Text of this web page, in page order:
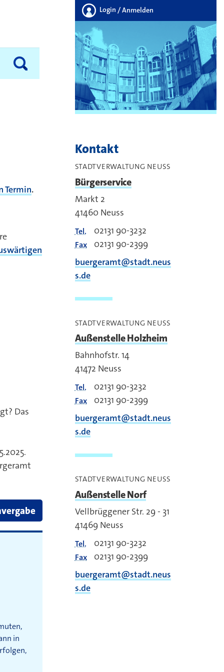
Login / Anmelden
Termin.
Das
in
Kontakt
STADTVERWALTUNG NEUSS
Bürgerservice
Markt 2
41460 Neuss
Tel. 02131 90-3232
Fax
02131 90-2399
buergeramt@stadt.neus
s.de
STADTVERWALTUNG NEUSS
Außenstelle Holzheim
Bahnhofstr. 14
41472 Neuss
Tel. 02131 90-3232
Fax
02131 90-2399
buergeramt@stadt.neus
s.de
STADTVERWALTUNG NEUSS
Außenstelle Norf
Vellbrüggener Str. 29 - 31
41469 Neuss
Tel. 02131 90-3232
Fax
02131 90-2399
buergeramt@stadt.neus
s.de